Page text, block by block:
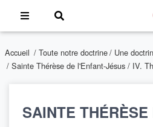
Accueil / Toute notre doctrine/ Une
/ Sainte Thérèse de l'Enfant-Jésus / IV.
SAINTE